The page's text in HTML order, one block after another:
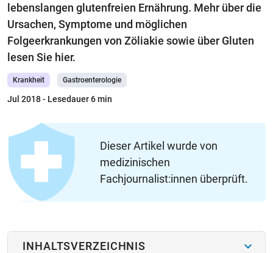
lebenslangen glutenfreien Ernährung. Mehr über die
Ursachen, Symptome und möglichen
Folgeerkrankungen von Zöliakie sowie über Gluten
lesen Sie hier.
Krankheit Gastroenterologie
Jul 2018- Lesedauer 6 min
Dieser Artikel wurde von
medizinischen
Fachjournalist:innen überprüft.
INHALTSVERZEICHNIS